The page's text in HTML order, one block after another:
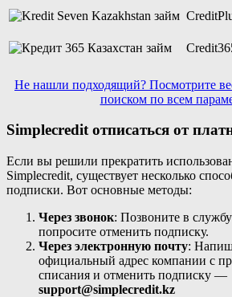
Не нашли подходящий? Посмотрите
поиском по всем
Simplecredit отписаться от
Если вы решили прекратить
Simplecredit, существует несколько
подписки. Вот основные методы:
Через звонок: Позвоните в
попросите отменить подписку.
Через электронную почту:
официальный адрес компании с
списания и отменить подписку —
support@simplecredit.kz